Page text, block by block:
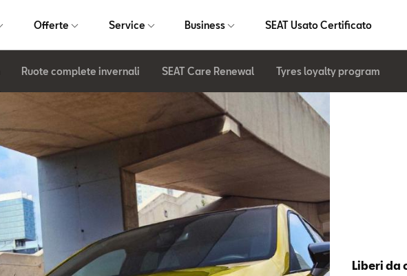
Offerte Service Business SEAT Usato Certificato
Ruote complete invernali SEAT Care Renewal Tyres loyalty program
Liberi da